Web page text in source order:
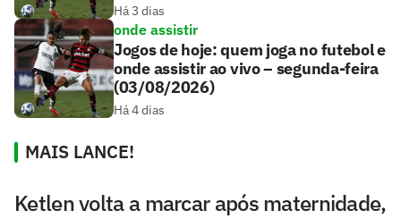
Há 3 dias
onde assistir
Jogos de hoje: quem joga no futebol e
onde assistir ao vivo – segunda-feira
(03/08/2026)
Há 4 dias
MAIS LANCE!
Ketlen volta a marcar após maternidade,